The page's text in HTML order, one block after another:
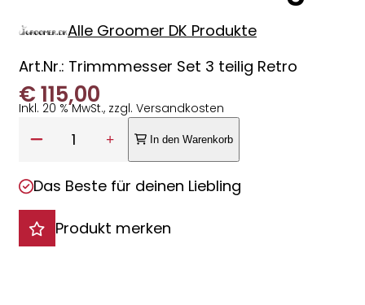
Alle Groomer DK Produkte
Art.Nr.: Trimmmesser Set 3 teilig Retro
€115,00
Inkl. 20 % MwSt., zzgl. Versandkosten
1 In den Warenkorb
Das Beste für deinen Liebling
Produkt merken